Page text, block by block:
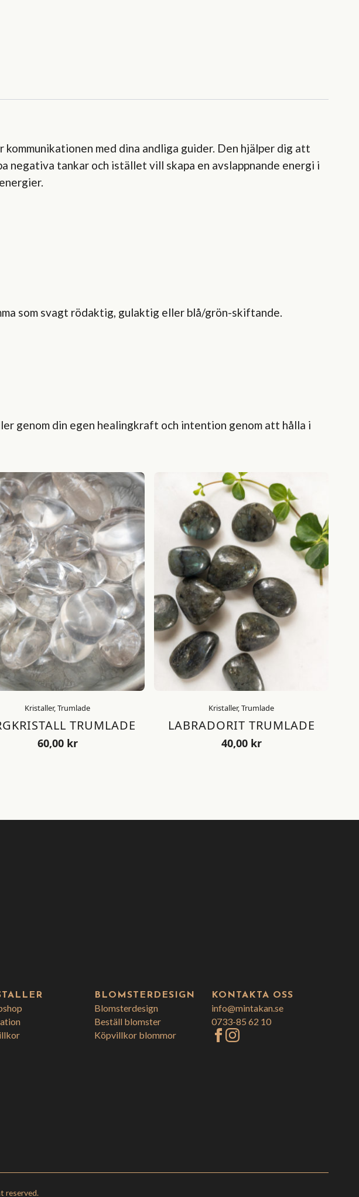
med dina andliga guider. Den hjälper dig att
negativa tankar och istället vill skapa en avslappnande energi i
som svagt rödaktig, gulaktig eller blå/grön-skiftande.
genom din egen healingkraft och intention genom att hålla i
Kristaller, Trumlade
TRUMLADE
60,00 kr
Kristaller, Trumlade
LABRADORIT TRUMLADE
40,00 kr
BLOMSTERDESIGN
Blomsterdesign
Beställ blomster
Köpvillkor blommor
KONTAKTA OSS
info@mintakan.se
0733-85 62 10
reserved.